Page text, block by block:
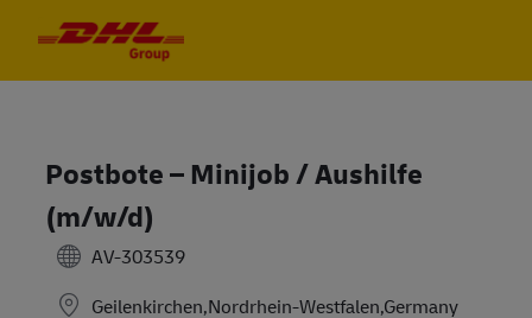
Postbote – Minijob / Aushilfe
(m/w/d)
AV-303539
Geilenkirchen,Nordrhein-Westfalen,Germany